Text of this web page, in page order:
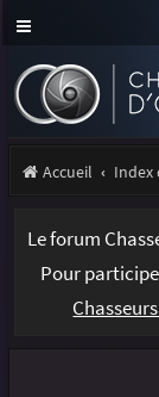
Accueil Index
Le forum
Pour